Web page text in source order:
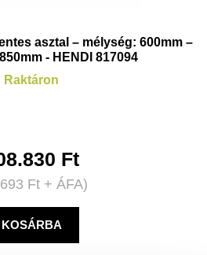
asztal – mélység: 600mm –
- HENDI 817094
Raktáron
Ft
Ft+ ÁFA)
KOSÁRBA